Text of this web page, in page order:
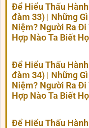
Để Hiểu Thấu
đàm 33) | Những
Niệm? Người Ra
Hợp Nào Ta Biết
Để Hiểu Thấu
đàm 34) | Những
Niệm? Người Ra
Hợp Nào Ta Biết
Để Hiểu Thấu